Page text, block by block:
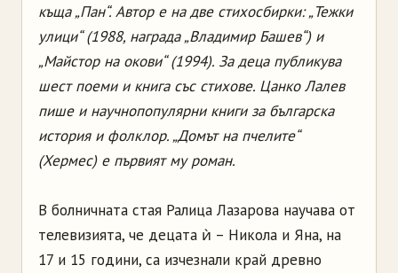
къща „Пан“. Автор е на две стихосбирки: „Тежки
улици“ (1988, награда „Владимир Башев“) и
„Майстор на окови“ (1994). За деца публикува
шест поеми и книга със стихове. Цанко Лалев
пише и научнопопулярни книги за българска
история и фолклор. „Домът на пчелите“
(Хермес) е първият му роман.
В болничната стая Ралица Лазарова научава от
телевизията, че децата ѝ – Никола и Яна, на
17 и 15 години, са изчезнали край древно